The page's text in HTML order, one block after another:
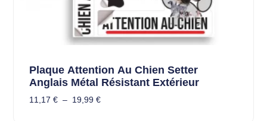
Plaque Attention Au Chien Setter
Anglais Métal Résistant Extérieur
11,17 € – 19,99 €